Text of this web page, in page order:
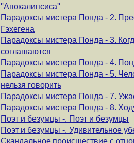
''Апокалипсиса''
Парадоксы мистера Понда - 2.
Гэхегена
Парадоксы мистера Понда - 3.
соглашаются
Парадоксы мистера Понда - 4.
Парадоксы мистера Понда - 5.
нельзя говорить
Парадоксы мистера Понда - 7.
Парадоксы мистера Понда - 8.
Поэт и безумцы -. Поэт и безумцы
Поэт и безумцы -. Удивительное
Скандальное происшествие с